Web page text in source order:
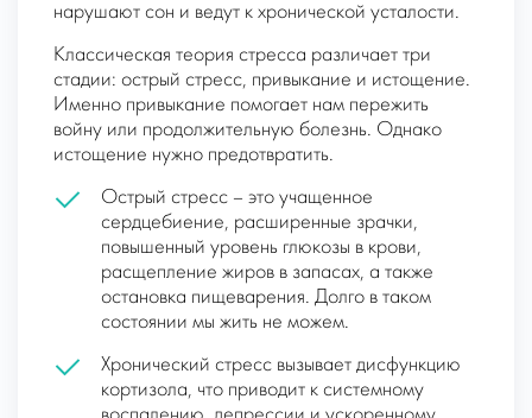
нарушают сон и ведут к хронической усталости.
Классическая теория стресса различает три
стадии: острый стресс, привыкание и истощение.
Именно привыкание помогает нам пережить
войну или продолжительную болезнь. Однако
истощение нужно предотвратить.
Острый стресс – это учащенное
сердцебиение, расширенные зрачки,
повышенный уровень глюкозы в крови,
расщепление жиров в запасах, а также
остановка пищеварения. Долго в таком
состоянии мы жить не можем.
Хронический стресс вызывает дисфункцию
кортизола, что приводит к системному